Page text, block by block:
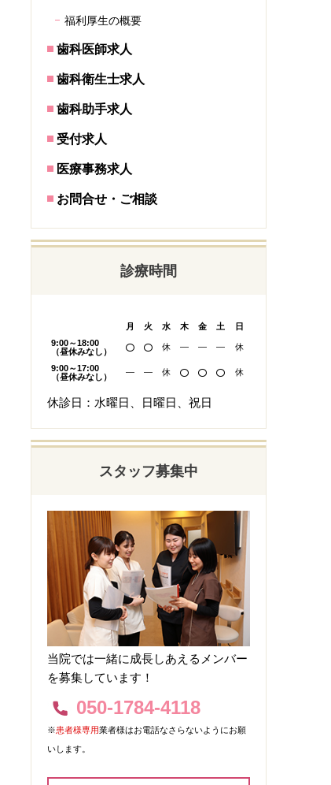
福利厚生の概要
歯科医師求人
歯科衛生士求人
歯科助手求人
受付求人
医療事務求人
お問合せ・ご相談
診療時間
月 火 水 木 金 土
日
9:00～18:00
（昼休みなし）
休 ― ― ― 休
9:00～17:00
（昼休みなし）
― ― 休 休
休診日：水曜日、日曜日、祝日
スタッフ募集中
当院では一緒に成長しあえるメンバー
を募集しています！
050-1784-4118
※患者様専用業者様はお電話なさらないようにお願
いします。